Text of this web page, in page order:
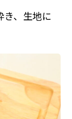
、生地に